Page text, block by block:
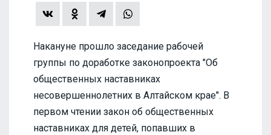
Накануне прошло заседание рабочей
группы по доработке законопроекта "Об
общественных наставниках
несовершеннолетних в Алтайском крае". В
первом чтении закон об общественных
наставниках для детей, попавших в